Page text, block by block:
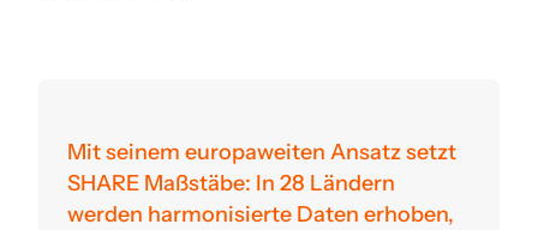
Mit seinem europaweiten Ansatz setzt
SHARE Maßstäbe: In 28 Ländern
werden harmonisierte Daten erhoben,